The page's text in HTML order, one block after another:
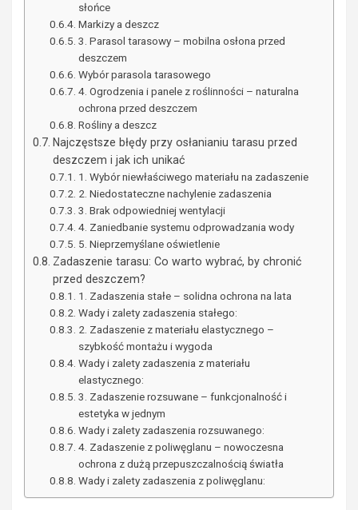
słońce
Markizy a deszcz
3. Parasol tarasowy – mobilna osłona przed
deszczem
Wybór parasola tarasowego
4. Ogrodzenia i panele z roślinności – naturalna
ochrona przed deszczem
Rośliny a deszcz
Najczęstsze błędy przy osłanianiu tarasu przed
deszczem i jak ich unikać
1. Wybór niewłaściwego materiału na zadaszenie
2. Niedostateczne nachylenie zadaszenia
3. Brak odpowiedniej wentylacji
4. Zaniedbanie systemu odprowadzania wody
5. Nieprzemyślane oświetlenie
Zadaszenie tarasu: Co warto wybrać, by chronić
przed deszczem?
1. Zadaszenia stałe – solidna ochrona na lata
Wady i zalety zadaszenia stałego:
2. Zadaszenie z materiału elastycznego –
szybkość montażu i wygoda
Wady i zalety zadaszenia z materiału
elastycznego:
3. Zadaszenie rozsuwane – funkcjonalność i
estetyka w jednym
Wady i zalety zadaszenia rozsuwanego:
4. Zadaszenie z poliwęglanu – nowoczesna
ochrona z dużą przepuszczalnością światła
Wady i zalety zadaszenia z poliwęglanu: